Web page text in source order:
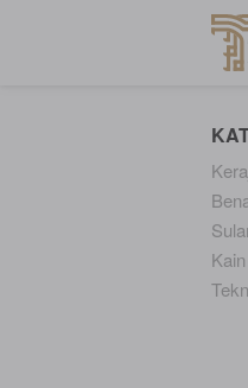
Kain